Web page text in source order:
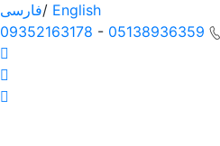
فارسی/ English
09352163178 - 05138936359